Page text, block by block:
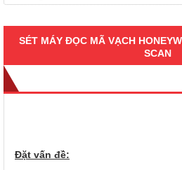
SÉT MÁY ĐỌC MÃ VẠCH
SCAN
Đặt vấn đề: